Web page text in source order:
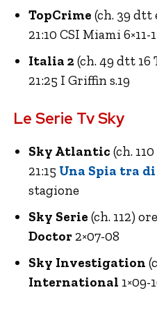
TopCrime (ch. 39 dtt
21:10 CSI Miami 6×11-
Italia 2(ch. 49 dtt
21:25 I Griffin s.19
Le Serie Tv Sky
Sky Atlantic (ch.
21:15 Una Spia tra
stagione
Sky Serie (ch. 112)
Doctor 2×07-08
Sky Investigation
International 1×09-